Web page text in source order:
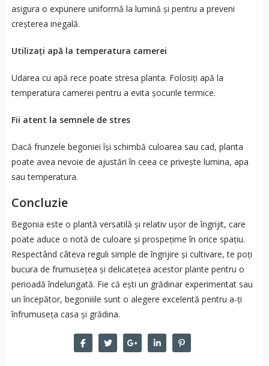
asigura o expunere uniformă la lumină și pentru a preveni
creșterea inegală.
Utilizați apă la temperatura camerei
Udarea cu apă rece poate stresa planta. Folosiți apă la
temperatura camerei pentru a evita șocurile termice.
Fii atent la semnele de stres
Dacă frunzele begoniei își schimbă culoarea sau cad, planta
poate avea nevoie de ajustări în ceea ce privește lumina, apa
sau temperatura.
Concluzie
Begonia este o plantă versatilă și relativ ușor de îngrijit, care
poate aduce o notă de culoare și prospețime în orice spațiu.
Respectând câteva reguli simple de îngrijire și cultivare, te poți
bucura de frumusețea și delicatețea acestor plante pentru o
perioadă îndelungată. Fie că ești un grădinar experimentat sau
un începător, begoniiile sunt o alegere excelentă pentru a-ți
înfrumuseța casa și grădina.